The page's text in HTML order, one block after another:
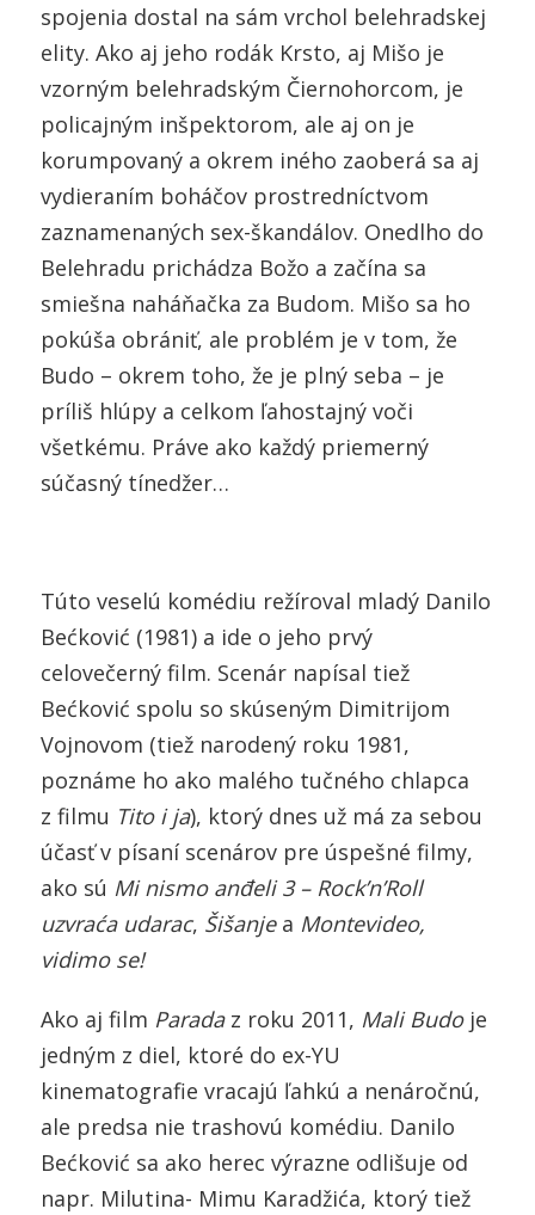
spojenia dostal na sám vrchol belehradskej
elity. Ako aj jeho rodák Krsto, aj Mišo je
vzorným belehradským Čiernohorcom, je
policajným inšpektorom, ale aj on je
korumpovaný a okrem iného zaoberá sa aj
vydieraním boháčov prostredníctvom
zaznamenaných sex-škandálov. Onedlho do
Belehradu prichádza Božo a začína sa
smiešna naháňačka za Budom. Mišo sa ho
pokúša obrániť, ale problém je v tom, že
Budo – okrem toho, že je plný seba – je
príliš hlúpy a celkom ľahostajný voči
všetkému. Práve ako každý priemerný
súčasný tínedžer…
Túto veselú komédiu režíroval mladý Danilo
Bećković (1981) a ide o jeho prvý
celovečerný film. Scenár napísal tiež
Bećković spolu so skúseným Dimitrijom
Vojnovom (tiež narodený roku 1981,
poznáme ho ako malého tučného chlapca
z filmu Tito i ja), ktorý dnes už má za sebou
účasť v písaní scenárov pre úspešné filmy,
ako sú Mi nismo anđeli 3 – Rock’n’Roll
uzvraća udarac, Šišanjea Montevideo,
vidimo se!
Ako aj film Paradaz roku 2011, Mali Budoje
jedným z diel, ktoré do ex-YU
kinematografie vracajú ľahkú a nenáročnú,
ale predsa nie trashovú komédiu. Danilo
Bećković sa ako herec výrazne odlišuje od
napr. Milutina- Mimu Karadžića, ktorý tiež